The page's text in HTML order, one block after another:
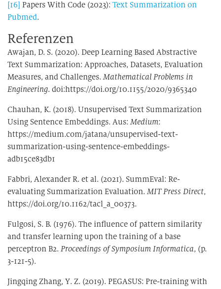
[16] Papers With Code (2023): Text Summarization on
Pubmed.
Referenzen
Awajan, D. S. (2020). Deep Learning Based Abstractive
Text Summarization: Approaches, Datasets, Evaluation
Measures, and Challenges.Mathematical Problems in
Engineering. doi:https://doi.org/10.1155/2020/9365340
Chauhan, K. (2018). Unsupervised Text Summarization
Using Sentence Embeddings. Aus: Medium:
https://medium.com/jatana/unsupervised-text-
summarization-using-sentence-embeddings-
adb15ce83db1
Fabbri, Alexander R. et al. (2021). SummEval: Re-
evaluating Summarization Evaluation.MIT Press Direct,
https://doi.org/10.1162/tacl_a_00373.
Fulgosi, S. B. (1976). The influence of pattern similarity
and transfer learning upon the training of a base
perceptron B2. Proceedings of Symposium Informatica, (p.
3-121-5).
Jingqing Zhang, Y. Z. (2019). PEGASUS: Pre-training with